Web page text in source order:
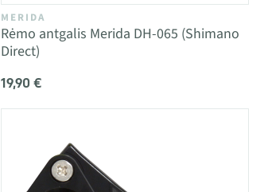
MERIDA
Rėmo antgalis Merida DH-065 (Shimano
Direct)
19,90 €